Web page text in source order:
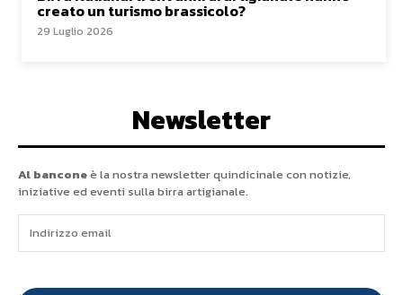
creato un turismo brassicolo?
29 Luglio 2026
Newsletter
Al banconeè la nostra newsletter quindicinale con notizie,
iniziative ed eventi sulla birra artigianale.